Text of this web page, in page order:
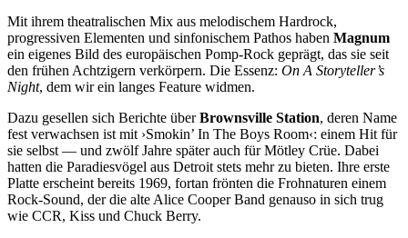
Mit ihrem theatralischen Mix aus melodischem Hardrock,
progressiven Elementen und sinfonischem Pathos haben Magnum
ein eigenes Bild des europäischen Pomp-Rock geprägt, das sie seit
den frühen Achtzigern verkörpern. Die Essenz: On A Storyteller’s
Night, dem wir ein langes Feature widmen.
Dazu gesellen sich Berichte überBrownsville Station, deren Name
fest verwachsen ist mit ›Smokin’ In The Boys Room‹: einem Hit für
sie selbst — und zwölf Jahre später auch für Mötley Crüe. Dabei
hatten die Paradiesvögel aus Detroit stets mehr zu bieten. Ihre erste
Platte erscheint bereits 1969, fortan frönten die Frohnaturen einem
Rock-Sound, der die alte Alice Cooper Band genauso in sich trug
wie CCR, Kiss und Chuck Berry.